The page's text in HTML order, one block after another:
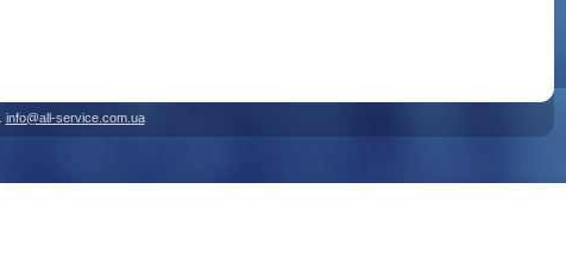
info@all-service.com.ua